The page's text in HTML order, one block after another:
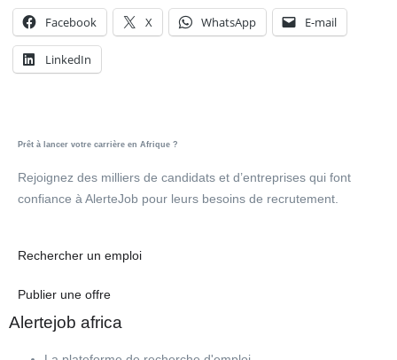
Facebook X WhatsApp E-mail
LinkedIn
Prêt à lancer votre carrière en Afrique ?
Rejoignez des milliers de candidats et d’entreprises qui font
confiance à AlerteJob pour leurs besoins de recrutement.
Rechercher un emploi
Publier une offre
Alertejob africa